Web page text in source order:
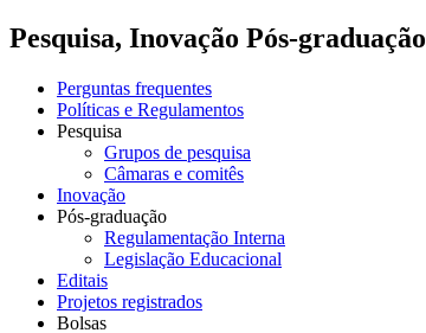
Pesquisa, Inovação Pós-graduação
Perguntas frequentes
Políticas e Regulamentos
Pesquisa
Grupos de pesquisa
Câmaras e comitês
Inovação
Pós-graduação
Regulamentação Interna
Legislação Educacional
Editais
Projetos registrados
Bolsas